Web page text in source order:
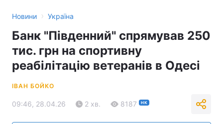
Новини › Україна
Банк "Південний" спрямував 250
тис. грн на спортивну
реабілітацію ветеранів в Одесі
ІВАН БОЙКО
09:46, 28.04.26 2 хв. 8187 НК